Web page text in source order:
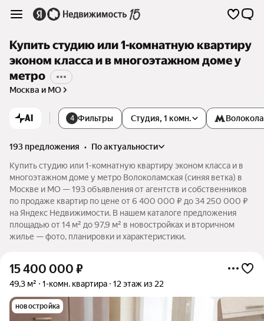
Купить студию или 1-комнатную квартиру
эконом класса и в многоэтажном доме у
метро
Москва и МО
AI 4 Фильтры Студия, 1 комн.
193 предложения •
по актуальности
Купить студию или 1-комнатную квартиру эконом класса и в
многоэтажном доме у метро Волоколамская (синяя ветка) в
Москве и МО — 193 объявления от агентств и собственников
по продаже квартир по цене от 6 400 000 ₽ до 34 250 000 ₽
на Яндекс Недвижимости. В нашем каталоге предложения
площадью от 14 м² до 97,9 м² в новостройках и вторичном
жилье — фото, планировки и характеристики.
15 400 000 ₽
49,3 м² 1-комн. квартира 12 этаж из 22
новостройка